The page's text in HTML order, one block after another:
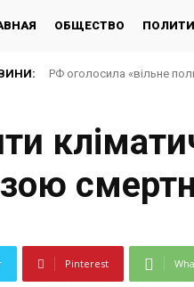
ОБЩЕСТВО
РФ оголосила «вільне
Pinterest